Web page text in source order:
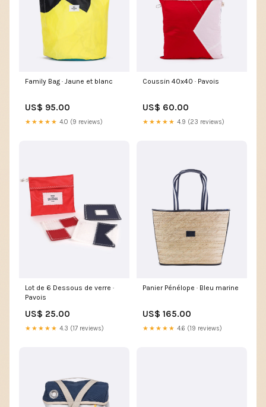
Family Bag · Jaune et blanc
US$ 95.00
★★★★★ 4.0 (9 reviews)
Coussin 40x40 · Pavois
US$ 60.00
★★★★★ 4.9 (23 reviews)
Lot de 6 Dessous de verre ·
Pavois
US$ 25.00
★★★★★ 4.3 (17 reviews)
Panier Pénélope · Bleu marine
US$ 165.00
★★★★★ 4.6 (19 reviews)